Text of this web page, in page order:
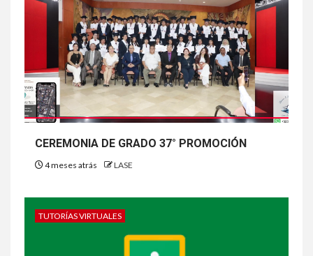
CEREMONIA DE GRADO 37° PROMOCIÓN
4 meses atrás LASE
TUTORÍAS VIRTUALES